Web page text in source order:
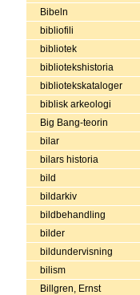
Bibeln
bibliofili
bibliotek
bibliotekshistoria
bibliotekskataloger
biblisk arkeologi
Big Bang-teorin
bilar
bilars historia
bild
bildarkiv
bildbehandling
bilder
bildundervisning
bilism
Billgren, Ernst